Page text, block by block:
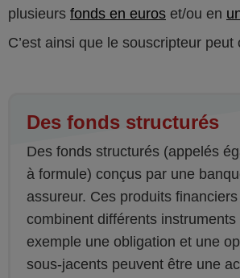
plusieurs fonds en euros et/ou en
C’est ainsi que le souscripteur peut
Des fonds structurés
Des fonds structurés (appelés
à formule) conçus par une
assureur. Ces produits
combinent différents
exemple une obligation et une
sous-jacents peuvent être une